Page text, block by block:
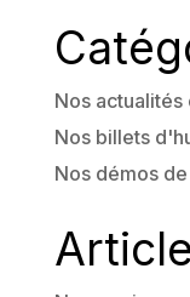
Nos
Nos billets
Nos démos